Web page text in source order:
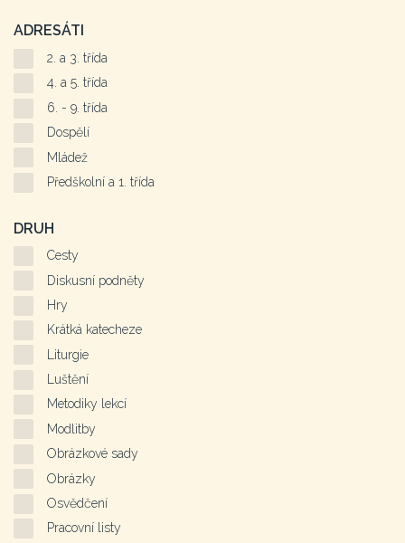
ADRESÁTI
2. a 3. třída
4. a 5. třída
6. - 9. třída
Dospělí
Mládež
Předškolní a 1. třída
DRUH
Cesty
Diskusní podněty
Hry
Krátká katecheze
Liturgie
Luštění
Metodiky lekcí
Modlitby
Obrázkové sady
Obrázky
Osvědčení
Pracovní listy